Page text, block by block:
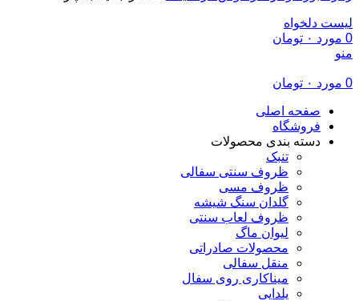
لیست دلخواه
0 مورد ۰ تومان
منو
0 مورد ۰ تومان
صفحه اصلی
فروشگاه
دسته بندی محصولات
تنبک
ظروف سنتی سفالی
ظروف مسی
گلدان سنگ شیشه
ظروف لعاب سنتی
لیوان ماگ
محصولات صادراتی
منقل سفالی
میناکاری روی سفال
یلدایی